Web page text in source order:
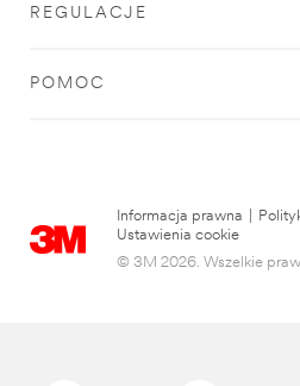
REGULACJE
POMOC
Informacja prawna
Ustawienia cookie
© 3M 2026. Wszelkie